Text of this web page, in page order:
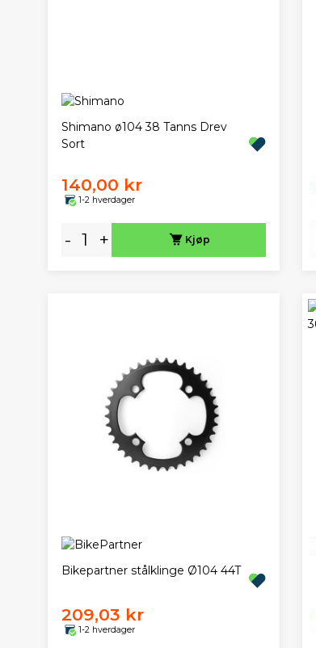
Shimano ø104 38 Tanns Drev
Sort
140,00 kr
1-2 hverdager
- + Kjøp
Bikepartner stålklinge Ø104 44T
209,03 kr
1-2 hverdager